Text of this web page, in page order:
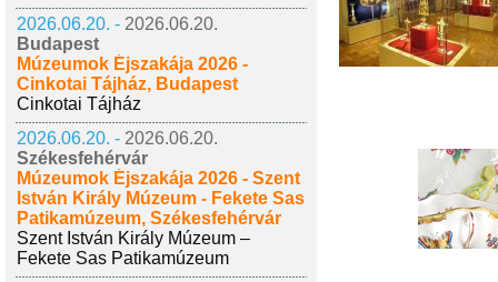
2026.06.20. - 2026.06.20.
Budapest
Múzeumok Éjszakája 2026 -
Cinkotai Tájház, Budapest
Cinkotai Tájház
2026.06.20. - 2026.06.20.
Székesfehérvár
Múzeumok Éjszakája 2026 - Szent
István Király Múzeum - Fekete Sas
Patikamúzeum, Székesfehérvár
Szent István Király Múzeum –
Fekete Sas Patikamúzeum